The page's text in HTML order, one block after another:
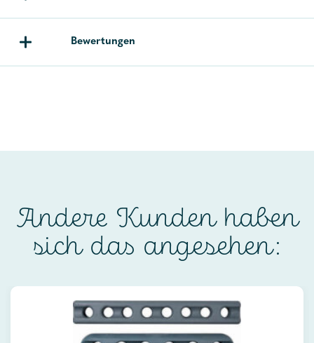
Bewertungen
Andere Kunden haben
sich das angesehen: